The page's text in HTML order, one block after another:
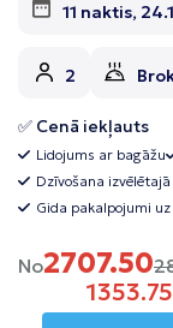
11 naktis,
2
✅ Cenā iekļauts
Lidojums ar bagāžu
Dzīvošana
Gida pakalpojumi
No2707.50
1353.75